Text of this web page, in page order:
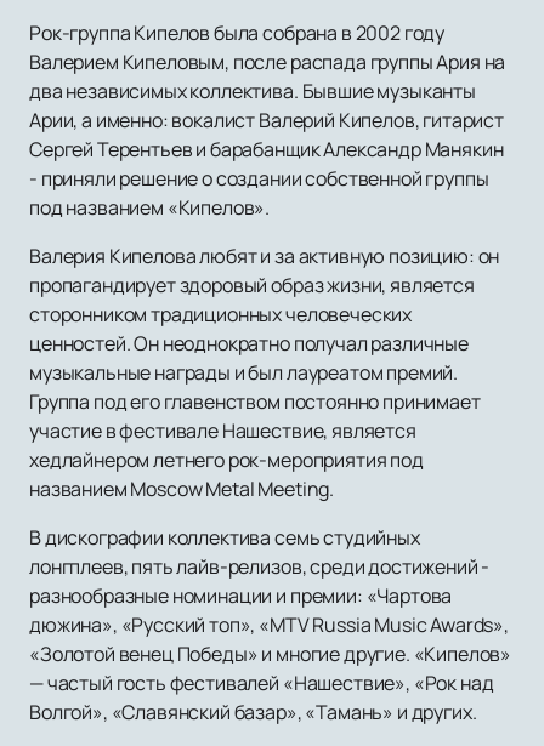
Рок-группа Кипелов была собрана в 2002 году
Валерием Кипеловым, после распада группы Ария на
два независимых коллектива. Бывшие музыканты
Арии, а именно: вокалист Валерий Кипелов, гитарист
Сергей Терентьев и барабанщик Александр Манякин
- приняли решение о создании собственной группы
под названием «Кипелов».
Валерия Кипелова любят и за активную позицию: он
пропагандирует здоровый образ жизни, является
сторонником традиционных человеческих
ценностей. Он неоднократно получал различные
музыкальные награды и был лауреатом премий.
Группа под его главенством постоянно принимает
участие в фестивале Нашествие, является
хедлайнером летнего рок-мероприятия под
названием Moscow Metal Meeting.
В дискографии коллектива семь студийных
лонгплеев, пять лайв-релизов, среди достижений -
разнообразные номинации и премии: «Чартова
дюжина», «Русский топ», «MTV Russia Music Awards»,
«Золотой венец Победы» и многие другие. «Кипелов»
— частый гость фестивалей «Нашествие», «Рок над
Волгой», «Славянский базар», «Тамань» и других.